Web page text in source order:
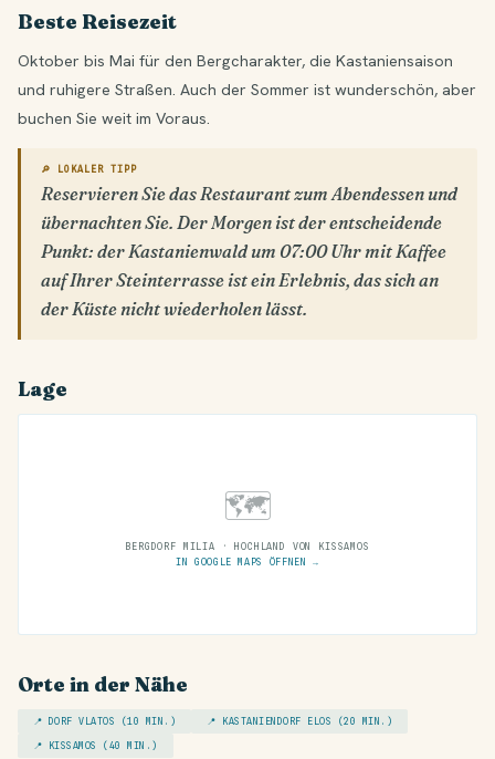
Beste Reisezeit
Oktober bis Mai für den Bergcharakter, die Kastaniensaison
und ruhigere Straßen. Auch der Sommer ist wunderschön, aber
buchen Sie weit im Voraus.
🔎 LOKALER TIPP
Reservieren Sie das Restaurant zum Abendessen und
übernachten Sie. Der Morgen ist der entscheidende
Punkt: der Kastanienwald um 07:00 Uhr mit Kaffee
auf Ihrer Steinterrasse ist ein Erlebnis, das sich an
der Küste nicht wiederholen lässt.
Lage
🗺
BERGDORF MILIA · HOCHLAND VON KISSAMOS
IN GOOGLE MAPS ÖFFNEN →
Orte in der Nähe
📍 DORF VLATOS (10 MIN.) 📍 KASTANIENDORF ELOS (20 MIN.)
📍 KISSAMOS (40 MIN.)